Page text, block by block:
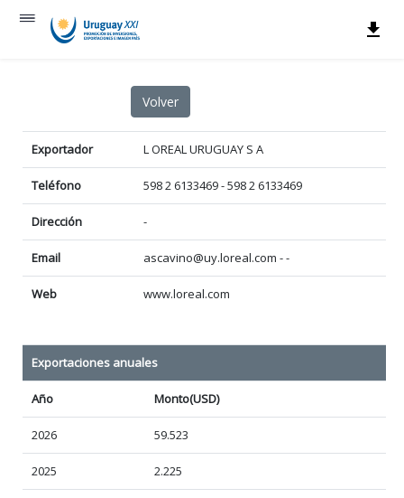
Exportador L OREAL URUGUAY S A
Teléfono 598 2 6133469 - 598 2 6133469
Dirección -
Email ascavino@uy.loreal.com - -
Web www.loreal.com
Exportaciones anuales
Año Monto(USD)
2026 59.523
2025 2.225